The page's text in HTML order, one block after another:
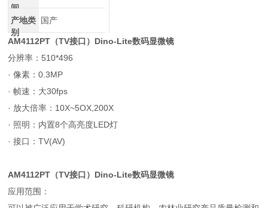
间
产地类
别
国产
AM4112PT（TV接口）Dino-Lite数码显微镜
分辨率：510*496
· 像素：0.3MP
· 帧速：大30fps
· 放大倍率：10X~5OX,200X
· 照明：内置8个高亮度LED灯
· 接口：TV(AV)
AM4112PT（TV接口）Dino-Lite数码显微镜
应用范围：